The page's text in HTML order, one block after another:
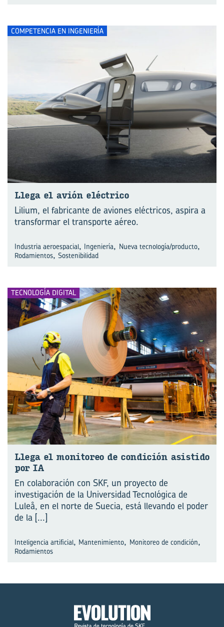
COMPETENCIA EN INGENIERÍA
Llega el avión eléc­tri­co
Lilium, el fabricante de aviones eléctricos, aspira a
transformar el transporte aéreo.
Industria aeroespacial, Ingeniería, Nueva tecnología/producto,
Rodamientos, Sostenibilidad
TECNOLOGÍA DIGITAL
Llega el mo­ni­to­reo de con­di­ción asis­ti­do
por IA
En colaboración con SKF, un proyecto de
investigación de la Universidad Tecnológica de
Luleå, en el norte de Suecia, está llevando el poder
de la [...]
Inteligencia artificial, Mantenimiento, Monitoreo de condición,
Rodamientos